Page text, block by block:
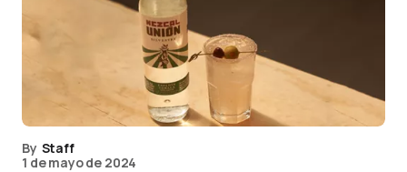
By Staff
1 de mayo de 2024